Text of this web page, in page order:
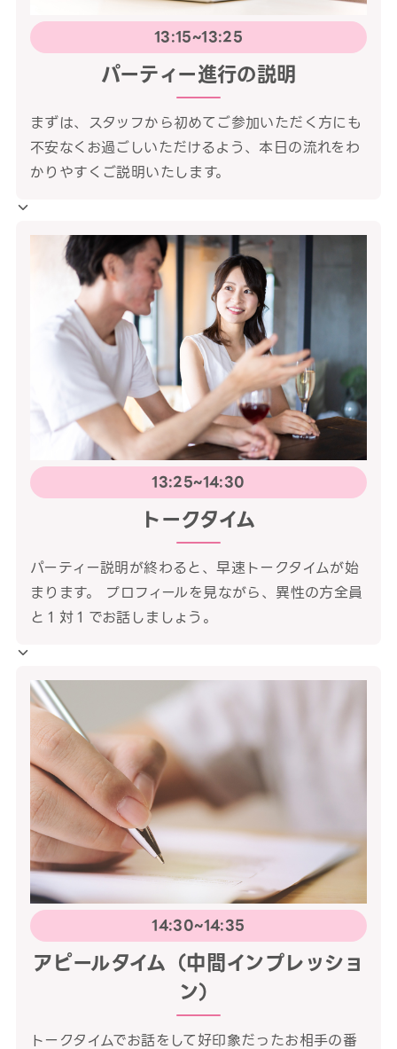
13:15~13:25
パーティー進行の説明
まずは、スタッフから初めてご参加いただく方にも
不安なくお過ごしいただけるよう、本日の流れをわ
かりやすくご説明いたします。
13:25~14:30
トークタイム
パーティー説明が終わると、早速トークタイムが始
まります。 プロフィールを見ながら、異性の方全員
と１対１でお話しましょう。
14:30~14:35
アピールタイム（中間インプレッショ
ン）
トークタイムでお話をして好印象だったお相手の番